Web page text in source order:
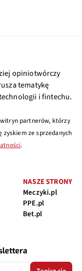
opiniotwórczy
tematykę
i fintechu.
partnerów, którzy
zyskiem ze sprzedanych
.
NASZE STRONY
Meczyki.pl
PPE.pl
Bet.pl